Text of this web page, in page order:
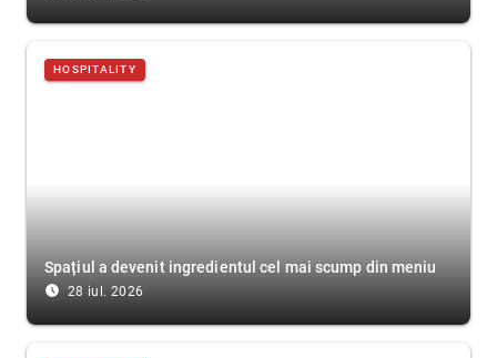
HOSPITALITY
Spațiul a devenit ingredientul cel mai scump din meniu
access_time_filled 28 iul. 2026